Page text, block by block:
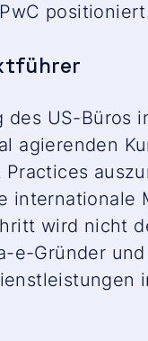
US-Büros
agierenden
wird nicht
e-Gründer